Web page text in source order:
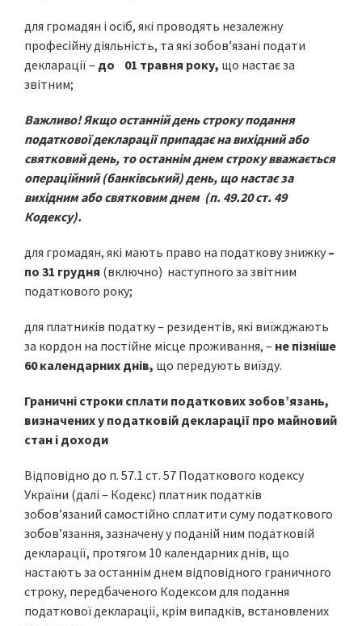
для громадян і осіб, які проводять незалежну
професійну діяльність, та які зобов’язані подати
декларації – до 01 травня року, що настає за
звітним;
Важливо!Якщо останній день строку подання
податкової декларації припадає на вихідний або
святковий день, то останнім днем строку вважається
операційний (банківський) день, що настає за
вихідним або святковим днем (п. 49.20 ст. 49
Кодексу).
для громадян, які мають право на податкову знижку –
по 31 грудня (включно) наступного за звітним
податкового року;
для платників податку – резидентів, які виїжджають
за кордон на постійне місце проживання, – не пізніше
60 календарних днів, що передують виїзду.
Граничні строки сплати податкових зобов’язань,
визначених у податковій декларації про майновий
стан і доходи
Відповідно до п. 57.1 ст. 57 Податкового кодексу
України (далі – Кодекс) платник податків
зобов’язаний самостійно сплатити суму податкового
зобов’язання, зазначену у поданій ним податковій
декларації, протягом 10 календарних днів, що
настають за останнім днем відповідного граничного
строку, передбаченого Кодексом для подання
податкової декларації, крім випадків, встановлених